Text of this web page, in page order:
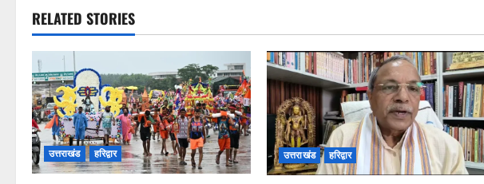
RELATED STORIES
उत्तराखंड हरिद्वार उत्तराखंड हरिद्वार